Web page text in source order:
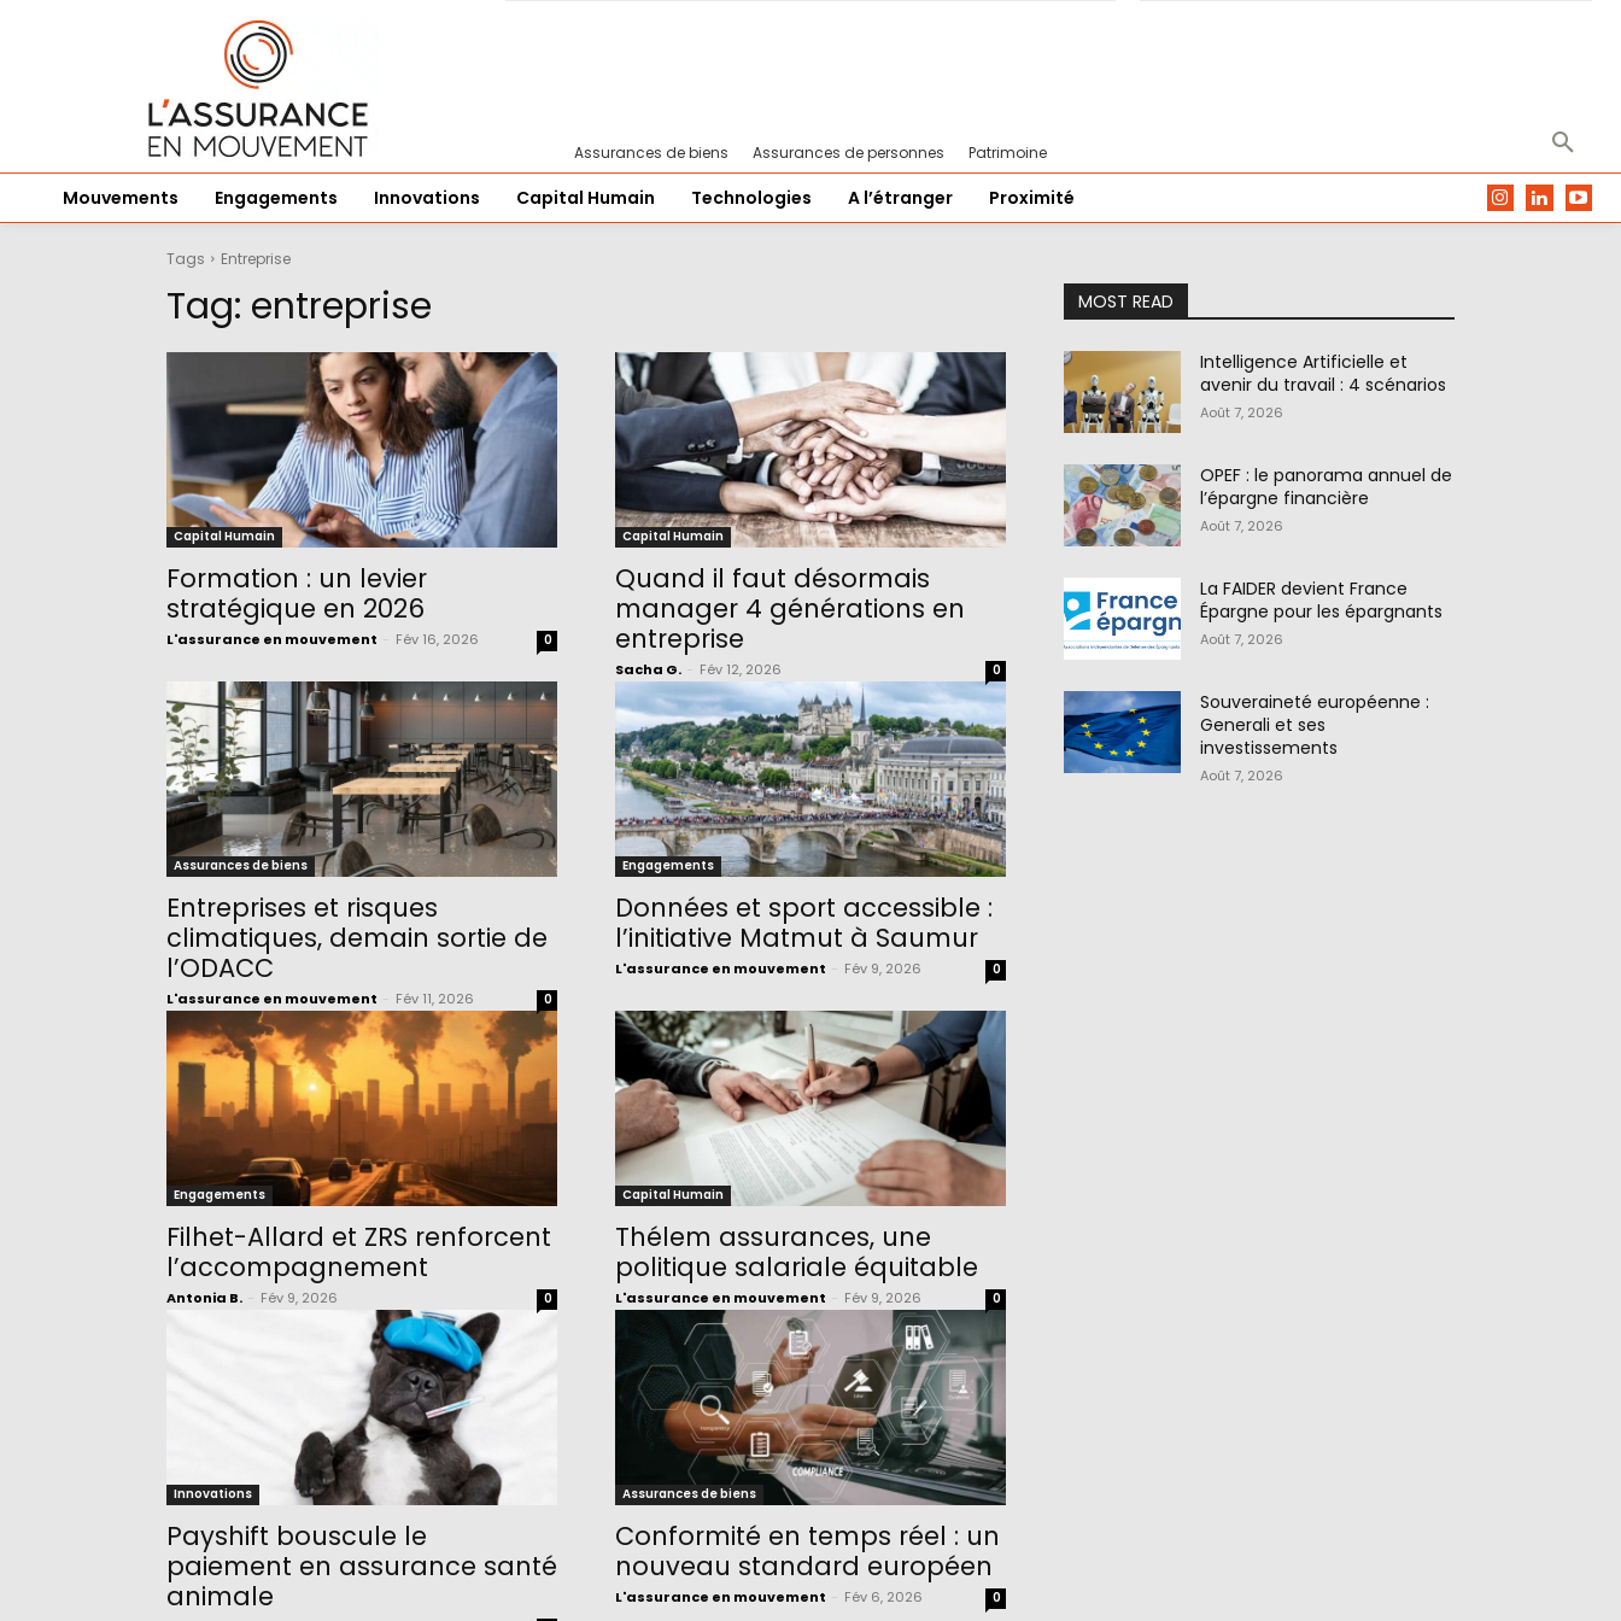
Assurances de biens Assurances de personnes Patrimoine
Mouvements Engagements Innovations Capital Humain Technologies A l’étranger Proximité
Tags Entreprise
Tag: entreprise
Capital Humain
Formation : un levier
stratégique en 2026
L'assurance en mouvement Fév 16, 2026 0
Capital Humain
Quand il faut désormais
manager 4 générations en
entreprise
Sacha G. Fév 12, 2026 0
Assurances de biens
Entreprises et risques
climatiques, demain sortie de
l’ODACC
L'assurance en mouvement Fév 11, 2026 0
Engagements
Données et sport accessible :
l’initiative Matmut à Saumur
L'assurance en mouvement Fév 9, 2026 0
Engagements
Filhet-Allard et ZRS renforcent
l’accompagnement
Antonia B. Fév 9, 2026 0
Capital Humain
Thélem assurances, une
politique salariale équitable
L'assurance en mouvement Fév 9, 2026 0
Innovations
Payshift bouscule le
paiement en assurance santé
animale
Assurances de biens
Conformité en temps réel : un
nouveau standard européen
L'assurance en mouvement Fév 6, 2026 0
MOST READ
Intelligence Artificielle et
avenir du travail : 4 scénarios
Août 7, 2026
OPEF : le panorama annuel de
l’épargne financière
Août 7, 2026
La FAIDER devient France
Épargne pour les épargnants
Août 7, 2026
Souveraineté européenne :
Generali et ses
investissements
Août 7, 2026